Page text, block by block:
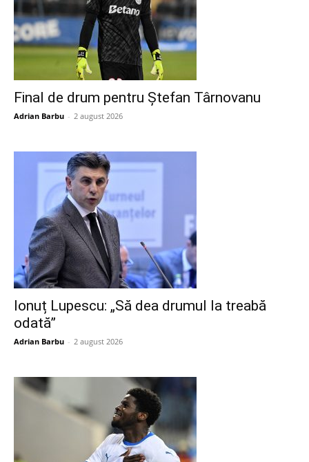
Final de drum pentru Ștefan Târnovanu
Adrian Barbu - 2 august 2026
Ionuț Lupescu: „Să dea drumul la treabă
odată”
Adrian Barbu - 2 august 2026